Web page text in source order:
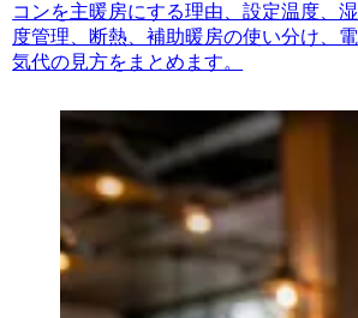
コンを主暖房にする理由、設定温度、湿
度管理、断熱、補助暖房の使い分け、電
気代の見方をまとめます。